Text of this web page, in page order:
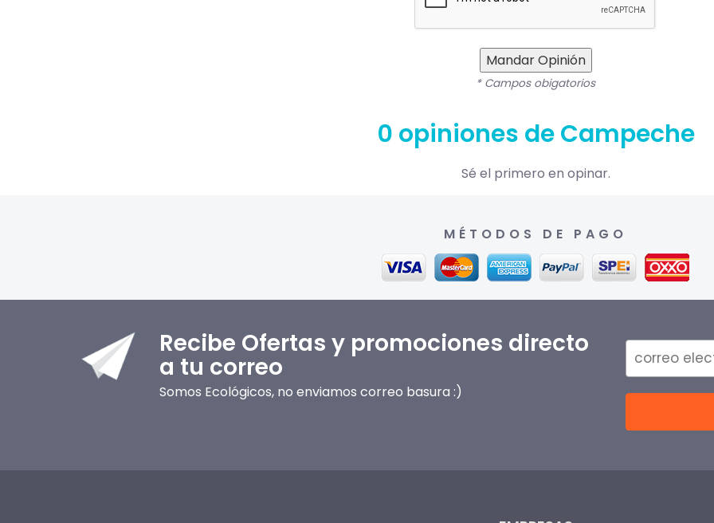
Mandar Opinión
* Campos obigatorios
0 opiniones de Campeche
Sé el primero en opinar.
MÉTODOS DE PAGO
Recibe Ofertas y promociones directo
a tu correo
Somos Ecológicos, no enviamos correo basura :)